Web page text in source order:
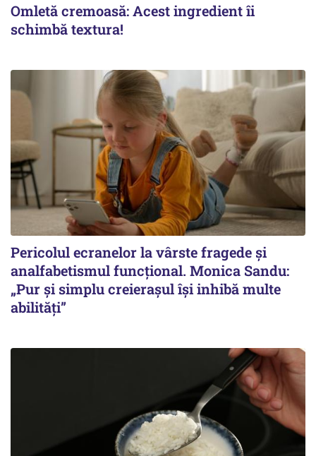
Omletă cremoasă: Acest ingredient îi
schimbă textura!
Pericolul ecranelor la vârste fragede și
analfabetismul funcțional. Monica Sandu:
„Pur și simplu creierașul își inhibă multe
abilități”